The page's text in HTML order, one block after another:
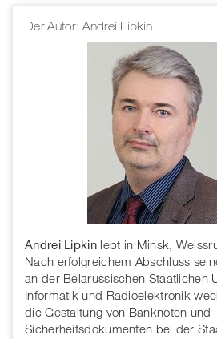
Der Autor: Andrei Lipkin
Andrei Lipkinlebt in Minsk,
Nach erfolgreichem Abschluss
an der Belarussischen Staatlichen
Informatik und Radioelektronik
die Gestaltung von Banknoten und
Sicherheitsdokumenten bei der